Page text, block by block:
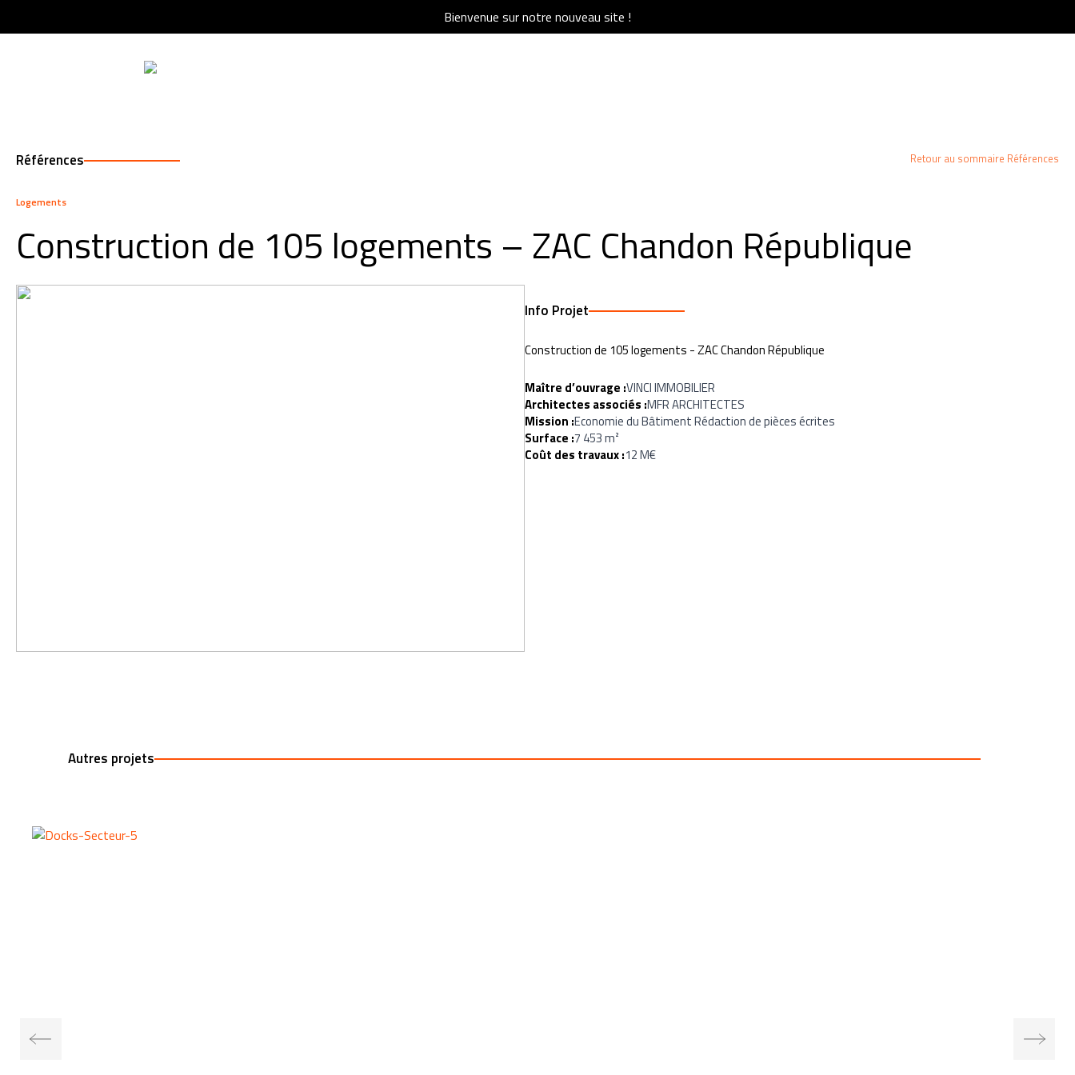
Bienvenue sur notre nouveau site !
Bienvenue sur notre nouveau site !
Références Retour au sommaire Références
Logements
Construction de 105 logements – ZAC Chandon République
Info Projet
Construction de 105 logements - ZAC Chandon République
Maître d’ouvrage :VINCI IMMOBILIER
Architectes associés :MFR ARCHITECTES
Mission :Economie du Bâtiment Rédaction de pièces écrites
Surface :7 453 m²
Coût des travaux :12 M€
Autres projets